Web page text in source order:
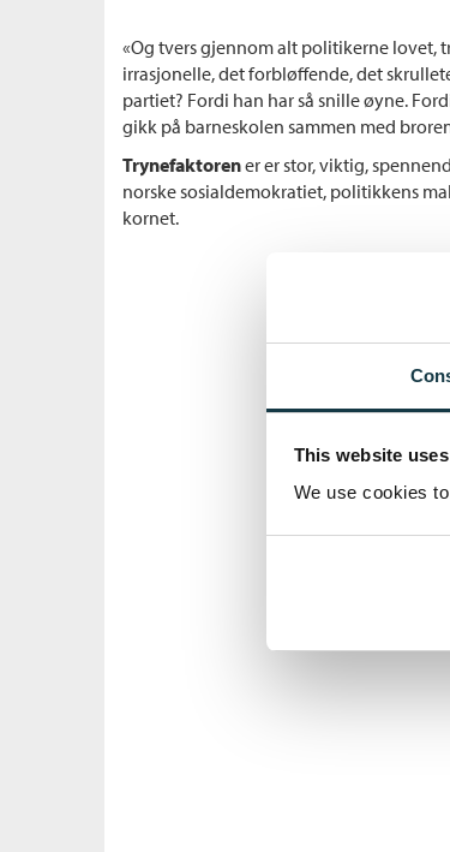
This website
We use cookies
«Og tvers gjennom alt politikerne lovet,
irrasjonelle, det forbløffende, det
partiet? Fordi han har så snille øyne.
gikk på barneskolen sammen med
Trynefaktorener er stor, viktig,
norske sosialdemokratiet, politikkens
kornet.